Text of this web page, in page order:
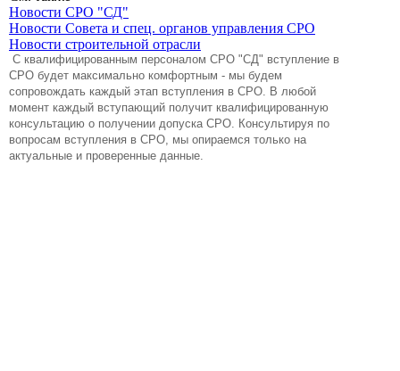
Новости СРО "СД"
Новости Совета и спец. органов управления СРО
Новости строительной отрасли
C квалифицированным персоналом СРО "СД" вступление в
СРО будет максимально комфортным - мы будем
сопровождать каждый этап вступления в СРО. В любой
момент каждый вступающий получит квалифицированную
консультацию о получении допуска СРО. Консультируя по
вопросам вступления в СРО, мы опираемся только на
актуальные и проверенные данные.